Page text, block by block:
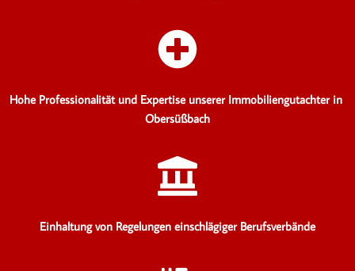
Hohe Professionalität und Expertise unserer Immobiliengutachter in
Obersüßbach
Einhaltung von Regelungen einschlägiger Berufsverbände